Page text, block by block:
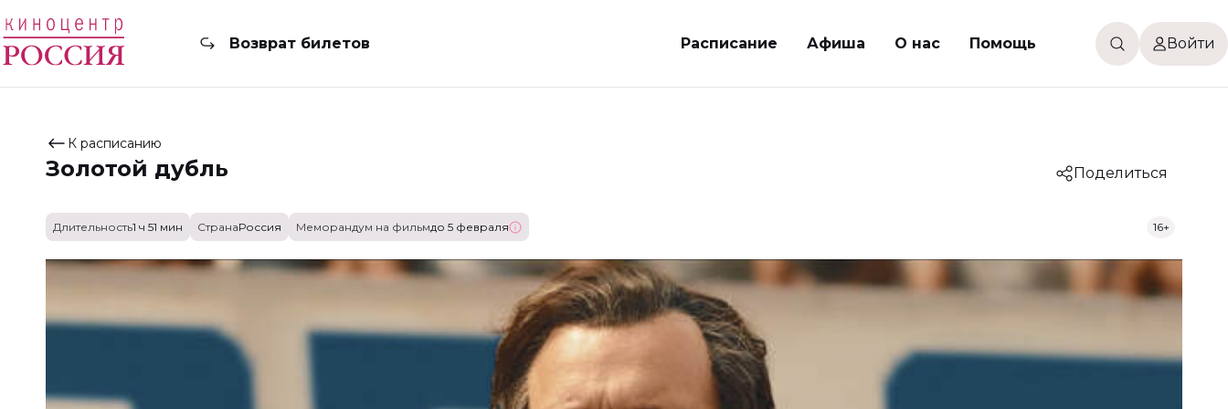
Возврат билетов Расписание Афиша О нас Помощь Войти
К расписанию
Золотой дубль Поделиться
Длительность1 ч 51 мин СтранаРоссия Меморандум на фильмдо 5 февраля 16+